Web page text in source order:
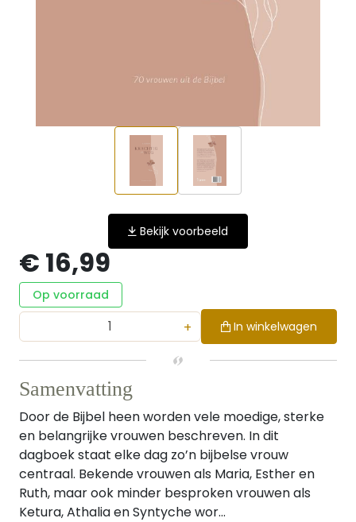
Bekijk voorbeeld
€ 16,99
Op voorraad
+ In winkelwagen
Samenvatting
Door de Bijbel heen worden vele moedige, sterke
en belangrijke vrouwen beschreven. In dit
dagboek staat elke dag zo’n bijbelse vrouw
centraal. Bekende vrouwen als Maria, Esther en
Ruth, maar ook minder besproken vrouwen als
Ketura, Athalia en Syntyche wor...